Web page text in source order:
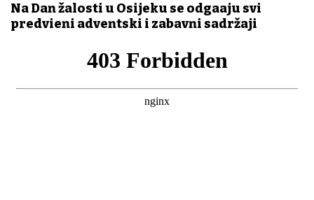
Na Dan žalosti u Osijeku se odgađaju svi
predviđeni adventski i zabavni sadržaji